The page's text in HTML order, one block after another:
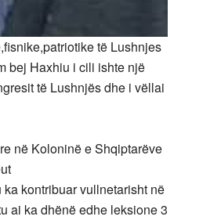
të Lushnjes
bej Haxhiu i cili ishte një
të Lushnjës dhe i vëllai
në Koloninë e Shqiptarëve
kontribuar vullnetarisht në
ai ka dhënë edhe leksione 3